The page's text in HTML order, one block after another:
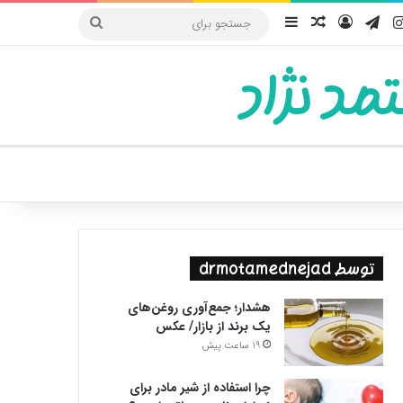
اینستاگرام
تلگرامورودنوشته تصادفی
سایدبار
جستجو
نژاد
پوسته
توسط drmotamednejad
هشدار؛ جمع‌آوری روغن‌های
یک برند از بازار/ عکس
19 ساعت پیش
چرا استفاده از شیر مادر برای